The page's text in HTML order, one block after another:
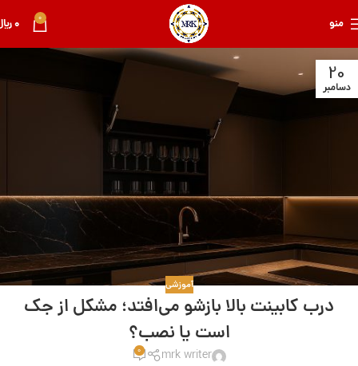
منو 0
0
20
دسامبر
آموزشی
درب کابینت بالا بازشو می‌افتد؛ مشکل از جک
است یا نصب؟
mrk writer
0